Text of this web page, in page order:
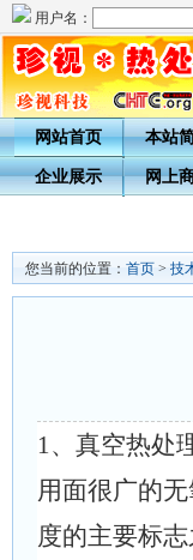
用户名：
网站首页 本站
企业展示 网上
您当前的位置： 首页 > 技
1、 真空热处
用面很广的
度的主要标